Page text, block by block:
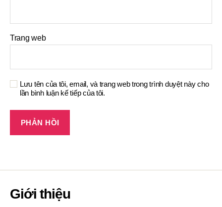
Trang web
Lưu tên của tôi, email, và trang web trong trình duyệt này cho
lần bình luận kế tiếp của tôi.
Giới thiệu